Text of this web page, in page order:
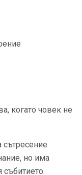
когато човек не
но има